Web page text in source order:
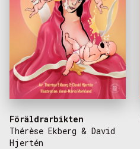
Föräldrarbikten
Thérèse Ekberg & David
Hjertén